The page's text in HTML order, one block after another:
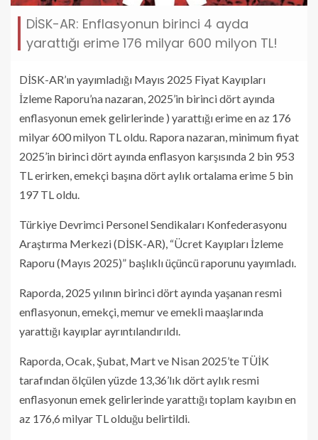
DİSK-AR: Enflasyonun birinci 4 ayda
yarattığı erime 176 milyar 600 milyon TL!
DİSK-AR’ın yayımladığı Mayıs 2025 Fiyat Kayıpları
İzleme Raporu’na nazaran, 2025’in birinci dört ayında
enflasyonun emek gelirlerinde ) yarattığı erime en az 176
milyar 600 milyon TL oldu. Rapora nazaran, minimum fiyat
2025’in birinci dört ayında enflasyon karşısında 2 bin 953
TL erirken, emekçi başına dört aylık ortalama erime 5 bin
197 TL oldu.
Türkiye Devrimci Personel Sendikaları Konfederasyonu
Araştırma Merkezi (DİSK-AR), “Ücret Kayıpları İzleme
Raporu (Mayıs 2025)” başlıklı üçüncü raporunu yayımladı.
Raporda, 2025 yılının birinci dört ayında yaşanan resmi
enflasyonun, emekçi, memur ve emekli maaşlarında
yarattığı kayıplar ayrıntılandırıldı.
Raporda, Ocak, Şubat, Mart ve Nisan 2025’te TÜİK
tarafından ölçülen yüzde 13,36’lık dört aylık resmi
enflasyonun emek gelirlerinde yarattığı toplam kayıbın en
az 176,6 milyar TL olduğu belirtildi.